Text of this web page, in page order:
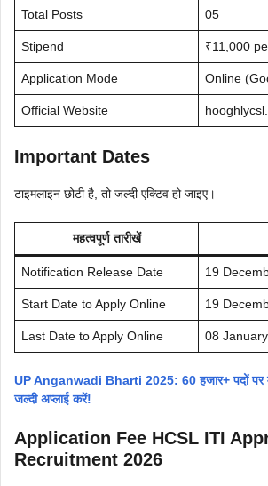
Total Posts 05
Stipend ₹11,000
Application Mode Online
Official Website
Important Dates
टाइमलाइन छोटी है, तो जल्दी एक्टिव हो जाइए।
महत्वपूर्ण तारीखें
Notification Release Date 19
Start Date to Apply Online 19
Last Date to Apply Online 08
UP Anganwadi Bharti 2025: 60 हजार+ पदों पर
जल्दी अप्लाई करें!
Application Fee HCSL ITI
Recruitment 2026